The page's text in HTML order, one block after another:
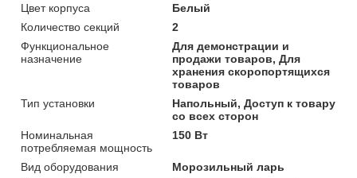
Цвет корпуса
Белый
Количество секций
2
Функциональное
назначение
Для демонстрации и
продажи товаров, Для
хранения скоропортящихся
товаров
Тип установки
Напольный, Доступ к товару
со всех сторон
Номинальная
потребляемая мощность
150 Вт
Вид оборудования
Морозильный ларь